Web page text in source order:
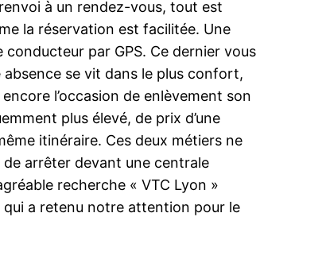
à un rendez-vous, tout est
la réservation est facilitée. Une
par GPS. Ce dernier vous
absence se vit dans le plus confort,
l’occasion de enlèvement son
plus élevé, de prix d’une
itinéraire. Ces deux métiers ne
de arrêter devant une centrale
recherche « VTC Lyon »
qui a retenu notre attention pour le